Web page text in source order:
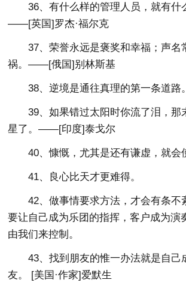
36、有什么样的管理人员，就有什
——[英国]罗杰·福尔克
37、荣誉永远是褒奖和幸福；声名
祸。——[俄国]别林斯基
38、逆境是通往真理的第一条道
39、如果错过太阳时你流了泪，那
星了。——[印度]泰戈尔
40、慷慨，尤其是还有谦虚，就会
41、良心比天才更难得。
42、做事情要求方法，才会有条不
要让自己成为乐团的指挥，客户成为演
由我们来控制。
43、找到朋友的惟一办法就是自己
友。 [美国·作家]爱默生